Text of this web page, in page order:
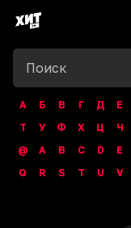
А Б В Г Д Е
Т
У Ф Х Ц Ч
@
A B C D E
Q
R S T U V